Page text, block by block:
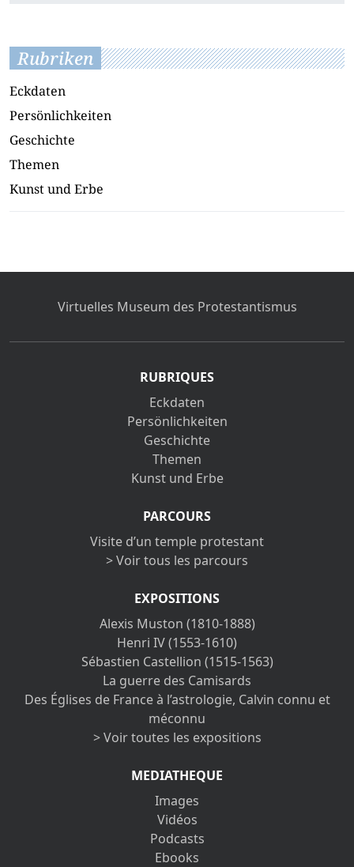
Rubriken
Eckdaten
Persönlichkeiten
Geschichte
Themen
Kunst und Erbe
Virtuelles Museum des Protestantismus
RUBRIQUES
Eckdaten
Persönlichkeiten
Geschichte
Themen
Kunst und Erbe
PARCOURS
Visite d’un temple protestant
> Voir tous les parcours
EXPOSITIONS
Alexis Muston (1810-1888)
Henri IV (1553-1610)
Sébastien Castellion (1515-1563)
La guerre des Camisards
Des Églises de France à l’astrologie, Calvin connu et
méconnu
> Voir toutes les expositions
MEDIATHEQUE
Images
Vidéos
Podcasts
Ebooks